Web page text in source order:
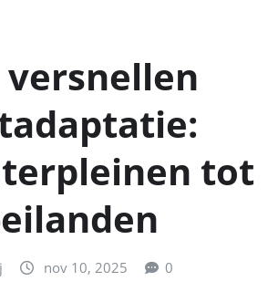
versnellen
tot
nov 10, 2025 0